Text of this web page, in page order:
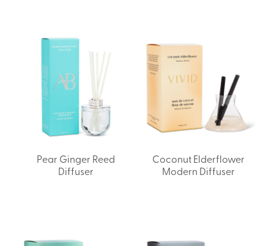
Pear Ginger Reed
Diffuser
Coconut Elderflower
Modern Diffuser